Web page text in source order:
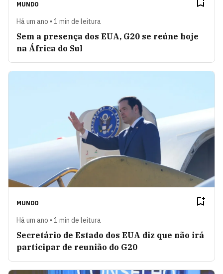
MUNDO
Há um ano • 1 min de leitura
Sem a presença dos EUA, G20 se reúne hoje
na África do Sul
MUNDO
Há um ano • 1 min de leitura
Secretário de Estado dos EUA diz que não irá
participar de reunião do G20